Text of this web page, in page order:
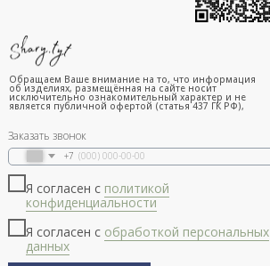
Заказать звонок
+7
Я согласен с политикой
конфиденциальности
Я согласен с обработкой персональных
данных
Обращаем Ваше внимание на то, что информация
об изделиях, размещённая на сайте носит
исключительно ознакомительный характер и не
является публичной офертой (статья 437 ГК РФ),